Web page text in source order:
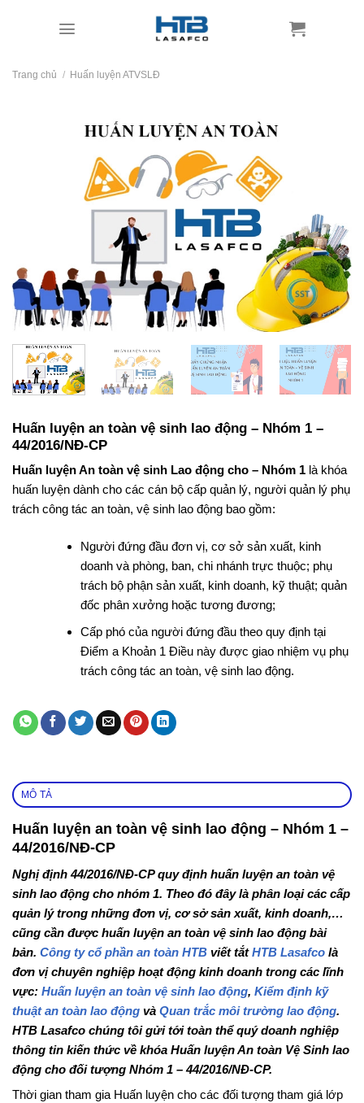
Trang chủ / Huấn luyện ATVSLĐ
Huấn luyện an toàn vệ sinh lao động – Nhóm 1 –
44/2016/NĐ-CP
Huấn luyện An toàn vệ sinh Lao động cho – Nhóm 1 là khóa
huấn luyện dành cho các cán bộ cấp quản lý, người quản lý phụ
trách công tác an toàn, vệ sinh lao động bao gồm:
Người đứng đầu đơn vị, cơ sở sản xuất, kinh
doanh và phòng, ban, chi nhánh trực thuộc; phụ
trách bộ phận sản xuất, kinh doanh, kỹ thuật; quản
đốc phân xưởng hoặc tương đương;
Cấp phó của người đứng đầu theo quy định tại
Điểm a Khoản 1 Điều này được giao nhiệm vụ phụ
trách công tác an toàn, vệ sinh lao động.
MÔ TẢ
Huấn luyện an toàn vệ sinh lao động – Nhóm 1 –
44/2016/NĐ-CP
Nghị định 44/2016/NĐ-CP quy định huấn luyện an toàn vệ
sinh lao động cho nhóm 1. Theo đó đây là phân loại các cấp
quản lý trong những đơn vị, cơ sở sản xuất, kinh doanh,…
cũng cần được huấn luyện an toàn vệ sinh lao động bài
bản. Công ty cổ phần an toàn HTB viết tắtHTB Lasafco là
đơn vị chuyên nghiệp hoạt động kinh doanh trong các lĩnh
vực: Huấn luyện an toàn vệ sinh lao động, Kiểm định kỹ
thuật an toàn lao động và Quan trắc môi trường lao động.
HTB Lasafco chúng tôi gửi tới toàn thể quý doanh nghiệp
thông tin kiến thức về khóa Huấn luyện An toàn Vệ Sinh lao
động cho đối tượng Nhóm 1 – 44/2016/NĐ-CP.
Thời gian tham gia Huấn luyện cho các đối tượng tham giá lớp